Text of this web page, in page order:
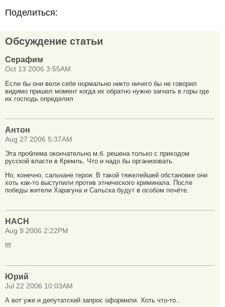
Поделиться:
Обсуждение статьи
Серафим
Oct 13 2006 3:55AM
Если бы они вели себя нормально никто ничего бы не говорил
видимо пришел момент когда их обратно нужно загнать в горы где
их господь определил
Антон
Aug 27 2006 5:37AM
Эта проблема окончательно м.б. решена только с приходом
русской власти в Кремль. Что и надо бы организовать.
Но, конечно, сальчане герои. В такой тяжелейшей обстановке они
хоть как-то выступили против этнического криминала. После
победы жители Харагуна и Сальска будут в особом почёте.
HACH
Aug 9 2006 2:22PM
!!!
Юрий
Jul 22 2006 10:03AM
А вот уже и депутатский запрос оформили. Хоть что-то..